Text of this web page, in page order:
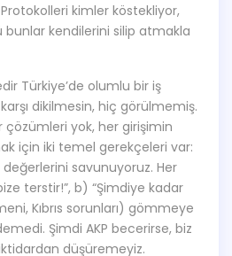
kimler köstekliyor,
bunlar kendilerini silip atmakla
Türkiye’de olumlu bir iş
dikilmesin, hiç görülmemiş.
yok, her girişimin
için iki temel gerekçeleri var:
değerlerini savunuyoruz. Her
terstir!”, b) “Şimdiye kadar
Kıbrıs sorunları) gömmeye
Şimdi AKP becerirse, biz
düşüremeyiz.